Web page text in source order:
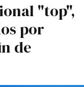
"top",
por
de